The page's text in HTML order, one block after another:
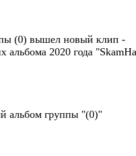
(0) вышел новый клип -
альбома 2020 года
альбом группы "(0)"